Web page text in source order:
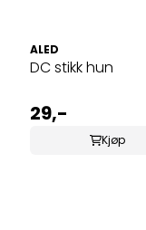
ALED
DC stikk hun
29,-
Kjøp